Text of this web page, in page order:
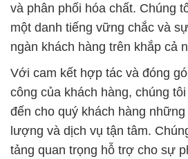
công của khách hàng, chúng
đến cho quý khách hàng
lượng và dịch vụ tận tâm.
tảng quan trọng hỗ trợ cho sự
doanh nghiệp.
Công ty Hóa Chất Đắc Trường
thế của mình trong lĩnh vực
nghiệp tại thành phố Hồ Chí